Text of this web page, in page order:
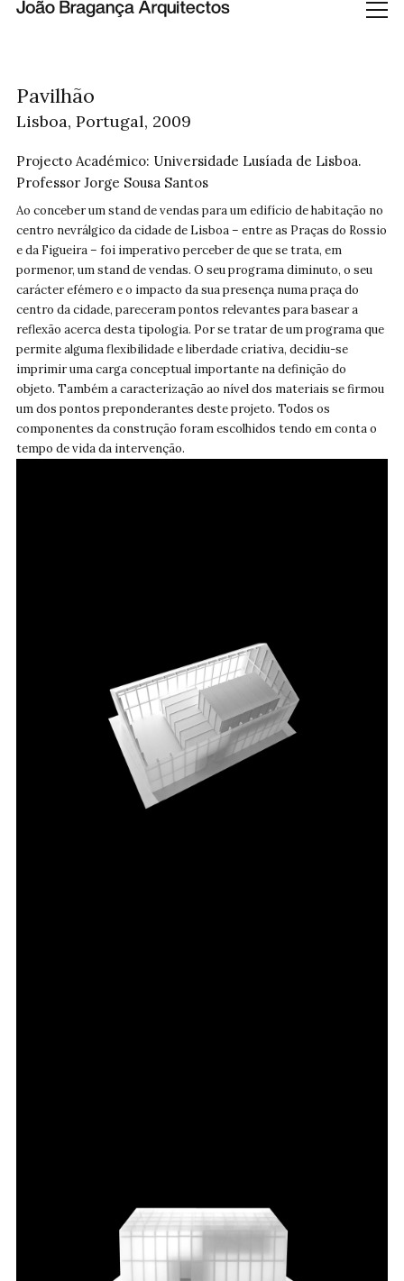
Pavilhão
Lisboa, Portugal, 2009
Projecto Académico: Universidade Lusíada de Lisboa.
Professor Jorge Sousa Santos
Ao conceber um stand de vendas para um edifício de habitação no
centro nevrálgico da cidade de Lisboa – entre as Praças do Rossio
e da Figueira – foi imperativo perceber de que se trata, em
pormenor, um stand de vendas. O seu programa diminuto, o seu
carácter efémero e o impacto da sua presença numa praça do
centro da cidade, pareceram pontos relevantes para basear a
reflexão acerca desta tipologia. Por se tratar de um programa que
permite alguma flexibilidade e liberdade criativa, decidiu-se
imprimir uma carga conceptual importante na definição do
objeto. Também a caracterização ao nível dos materiais se firmou
um dos pontos preponderantes deste projeto. Todos os
componentes da construção foram escolhidos tendo em conta o
tempo de vida da intervenção.